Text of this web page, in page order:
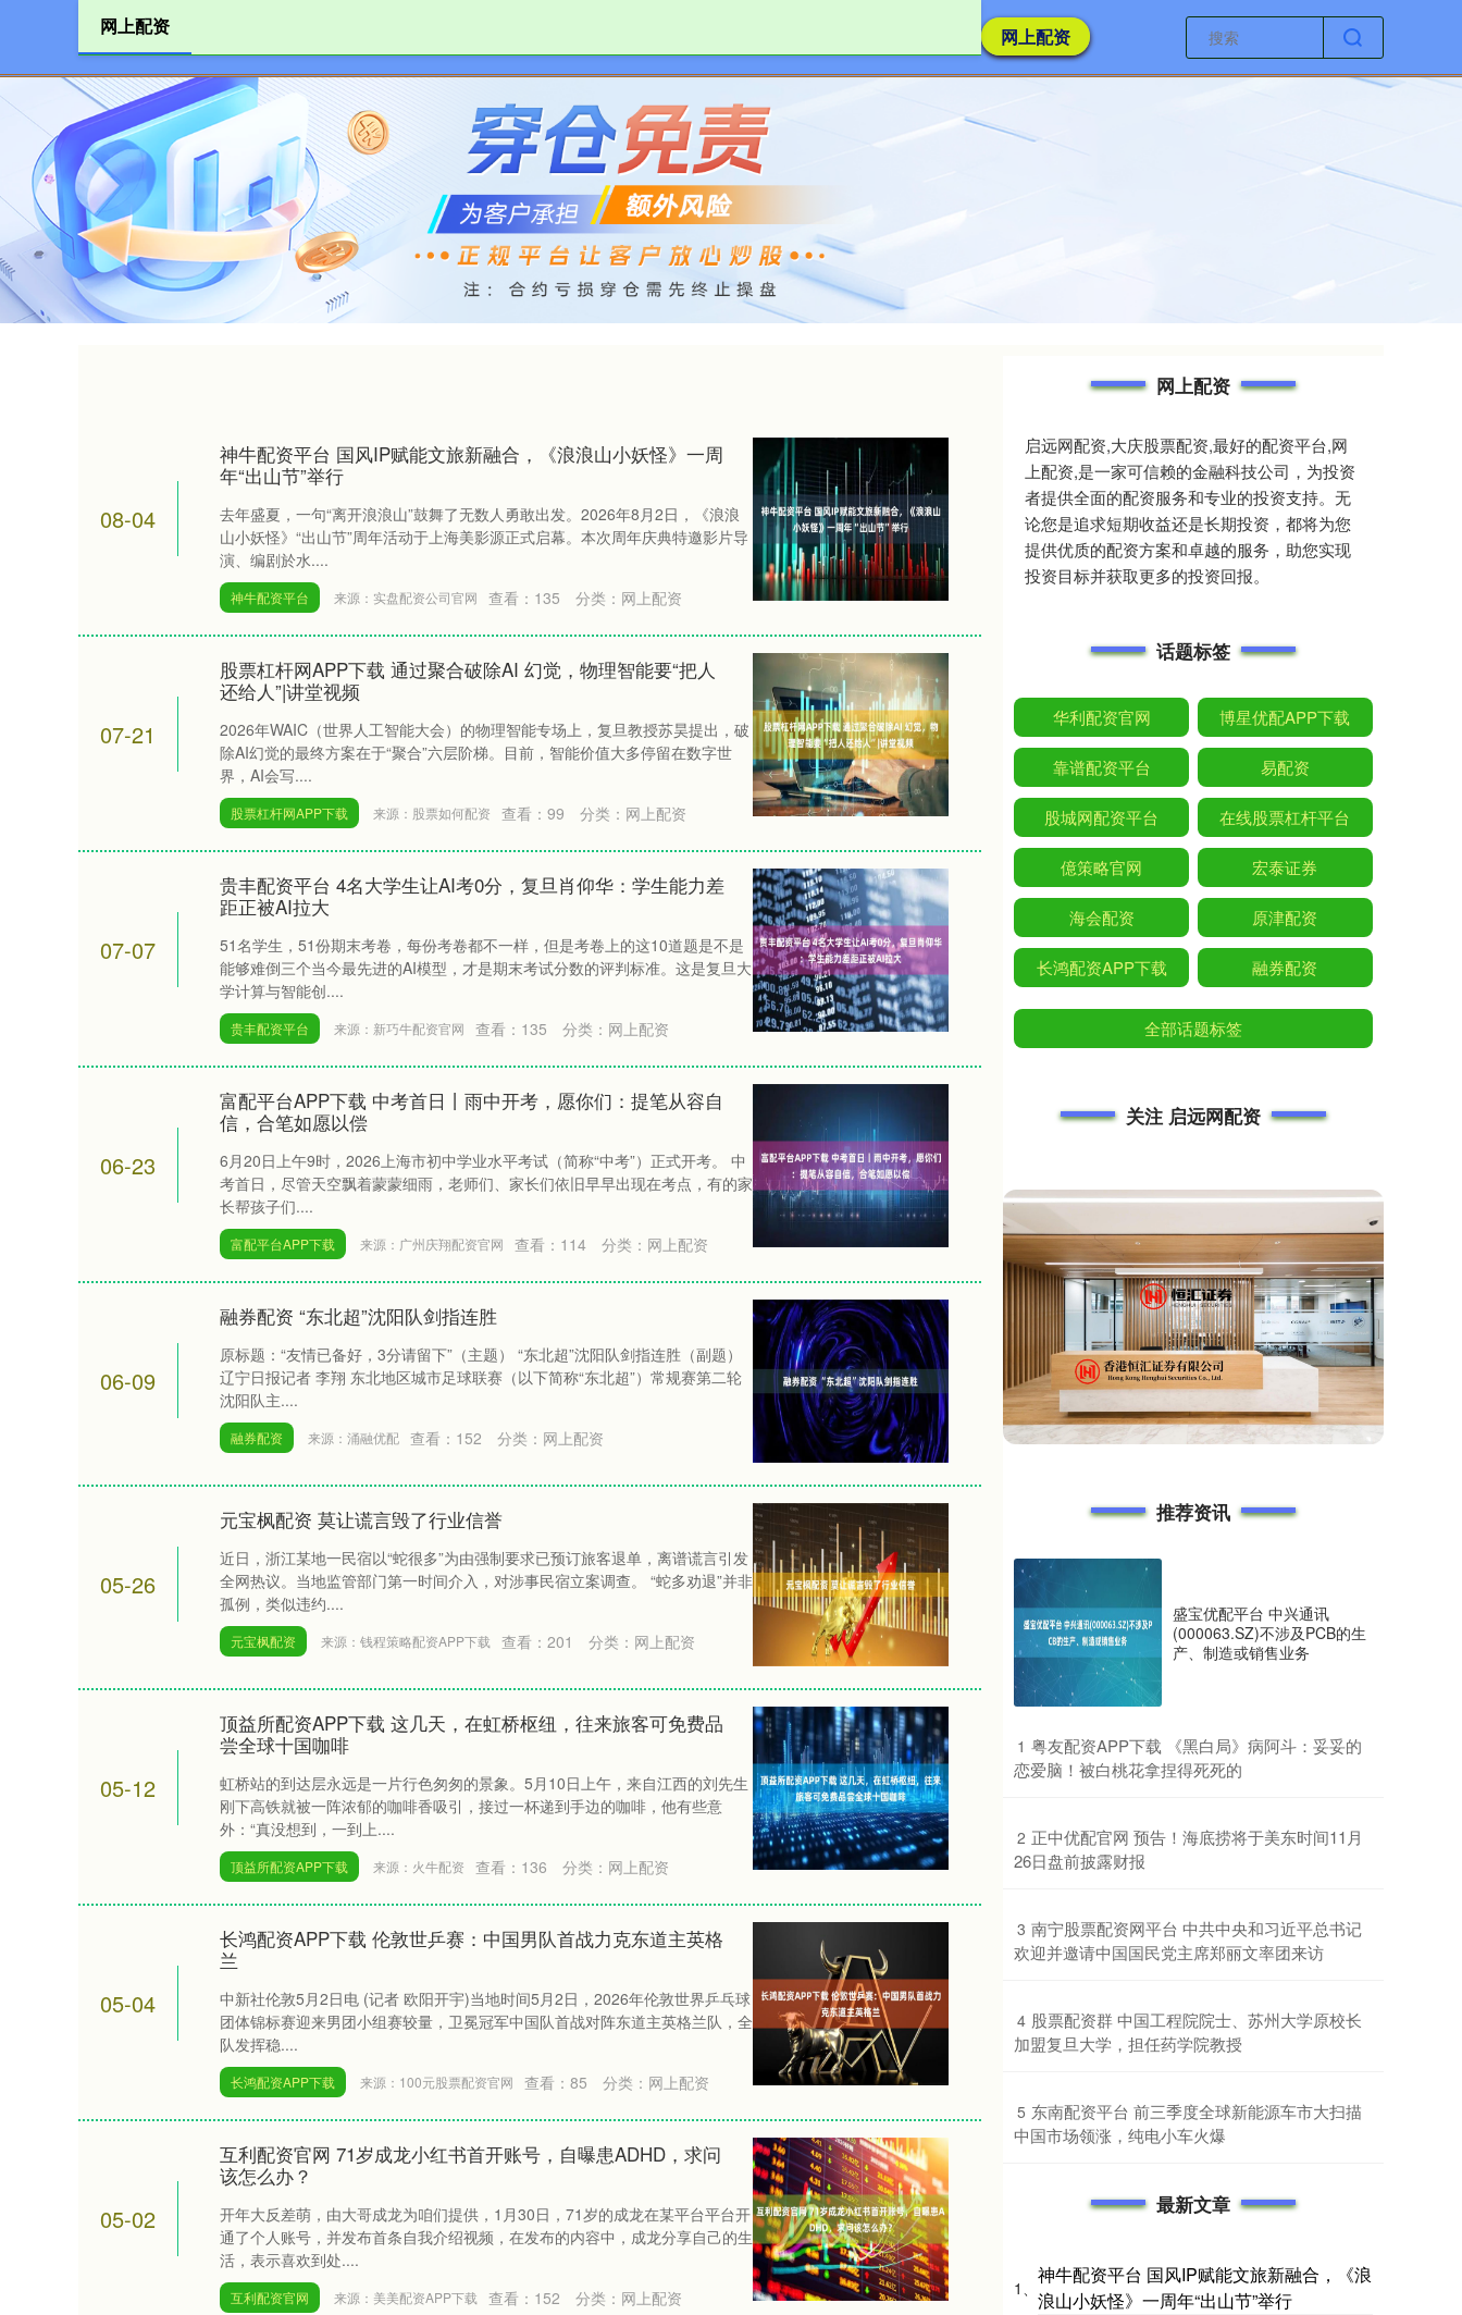
网上配资
网上配资
08-04
神牛配资平台 国风IP赋能文旅新融合，《浪浪山小妖怪》一周
年“出山节”举行
去年盛夏，一句“离开浪浪山”鼓舞了无数人勇敢出发。2026年8月2日，《浪浪
山小妖怪》“出山节”周年活动于上海美影源正式启幕。本次周年庆典特邀影片导
演、编剧於水....
神牛配资平台 来源：实盘配资公司官网 查看： 135 分类： 网上配资
07-21
股票杠杆网APP下载 通过聚合破除AI 幻觉，物理智能要“把人
还给人”|讲堂视频
2026年WAIC（世界人工智能大会）的物理智能专场上，复旦教授苏昊提出，破
除AI幻觉的最终方案在于“聚合”六层阶梯。目前，智能价值大多停留在数字世
界，AI会写....
股票杠杆网APP下载 来源：股票如何配资 查看： 99 分类： 网上配资
07-07
贵丰配资平台 4名大学生让AI考0分，复旦肖仰华：学生能力差
距正被AI拉大
51名学生，51份期末考卷，每份考卷都不一样，但是考卷上的这10道题是不是
能够难倒三个当今最先进的AI模型，才是期末考试分数的评判标准。这是复旦大
学计算与智能创....
贵丰配资平台 来源：新巧牛配资官网 查看： 135 分类： 网上配资
06-23
富配平台APP下载 中考首日丨雨中开考，愿你们：提笔从容自
信，合笔如愿以偿
6月20日上午9时，2026上海市初中学业水平考试（简称“中考”）正式开考。 中
考首日，尽管天空飘着蒙蒙细雨，老师们、家长们依旧早早出现在考点，有的家
长帮孩子们....
富配平台APP下载 来源：广州庆翔配资官网 查看： 114 分类： 网上配资
06-09
融券配资 “东北超”沈阳队剑指连胜
原标题：“友情已备好，3分请留下”（主题） “东北超”沈阳队剑指连胜（副题）
辽宁日报记者 李翔 东北地区城市足球联赛（以下简称“东北超”）常规赛第二轮
沈阳队主....
融券配资 来源：涌融优配 查看： 152 分类： 网上配资
05-26
元宝枫配资 莫让谎言毁了行业信誉
近日，浙江某地一民宿以“蛇很多”为由强制要求已预订旅客退单，离谱谎言引发
全网热议。当地监管部门第一时间介入，对涉事民宿立案调查。 “蛇多劝退”并非
孤例，类似违约....
元宝枫配资 来源：钱程策略配资APP下载 查看： 201 分类： 网上配资
05-12
顶益所配资APP下载 这几天，在虹桥枢纽，往来旅客可免费品
尝全球十国咖啡
虹桥站的到达层永远是一片行色匆匆的景象。5月10日上午，来自江西的刘先生
刚下高铁就被一阵浓郁的咖啡香吸引，接过一杯递到手边的咖啡，他有些意
外：“真没想到，一到上....
顶益所配资APP下载 来源：火牛配资 查看： 136 分类： 网上配资
05-04
长鸿配资APP下载 伦敦世乒赛：中国男队首战力克东道主英格
兰
中新社伦敦5月2日电 (记者 欧阳开宇)当地时间5月2日，2026年伦敦世界乒乓球
团体锦标赛迎来男团小组赛较量，卫冕冠军中国队首战对阵东道主英格兰队，全
队发挥稳....
长鸿配资APP下载 来源：100元股票配资官网 查看： 85 分类： 网上配资
05-02
互利配资官网 71岁成龙小红书首开账号，自曝患ADHD，求问
该怎么办？
开年大反差萌，由大哥成龙为咱们提供，1月30日，71岁的成龙在某平台平台开
通了个人账号，并发布首条自我介绍视频，在发布的内容中，成龙分享自己的生
活，表示喜欢到处....
互利配资官网 来源：美美配资APP下载 查看： 152 分类： 网上配资
网上配资
启远网配资,大庆股票配资,最好的配资平台,网
上配资,是一家可信赖的金融科技公司，为投资
者提供全面的配资服务和专业的投资支持。无
论您是追求短期收益还是长期投资，都将为您
提供优质的配资方案和卓越的服务，助您实现
投资目标并获取更多的投资回报。
话题标签
华利配资官网 博星优配APP下载
靠谱配资平台 易配资
股城网配资平台 在线股票杠杆平台
億策略官网 宏泰证券
海会配资 原津配资
长鸿配资APP下载 融券配资
全部话题标签
关注 启远网配资
推荐资讯
盛宝优配平台 中兴通讯
(000063.SZ)不涉及PCB的生
产、制造或销售业务
1 ​粤友配资APP下载 《黑白局》病阿斗：妥妥的
恋爱脑！被白桃花拿捏得死死的
2 ​正中优配官网 预告！海底捞将于美东时间11月
26日盘前披露财报
3 ​南宁股票配资网平台 中共中央和习近平总书记
欢迎并邀请中国国民党主席郑丽文率团来访
4 ​股票配资群 中国工程院院士、苏州大学原校长
加盟复旦大学，担任药学院教授
5 ​东南配资平台 前三季度全球新能源车市大扫描
中国市场领涨，纯电小车火爆
最新文章
1、
神牛配资平台 国风IP赋能文旅新融合，《浪
浪山小妖怪》一周年“出山节”举行